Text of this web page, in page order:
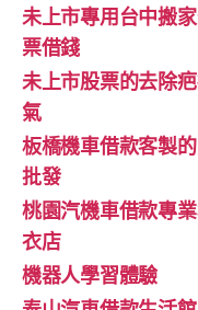
未上市專用台中搬
票借錢
未上市股票的去除
氣
板橋機車借款客製
批發
桃園汽機車借款專
衣店
機器人學習體驗‎